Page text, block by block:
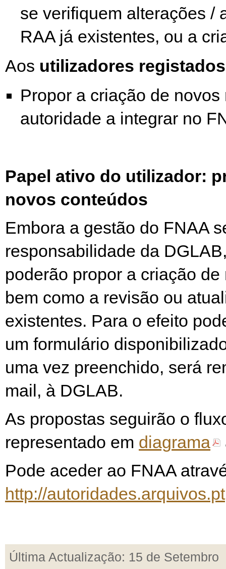
se verifiquem alterações /
RAA já existentes, ou a
Aos utilizadores registados
Propor a criação de novos
autoridade a integrar no
Papel ativo do utilizador:
novos conteúdos
Embora a gestão do FNAA
responsabilidade da
poderão propor a criação
bem como a revisão ou
existentes. Para o efeito
um formulário
uma vez preenchido, será
mail, à DGLAB.
As propostas seguirão o
representado em diagrama
Pode aceder ao FNAA
http://autoridades.arquivos.pt
Última Actualização: 15 de Setembro